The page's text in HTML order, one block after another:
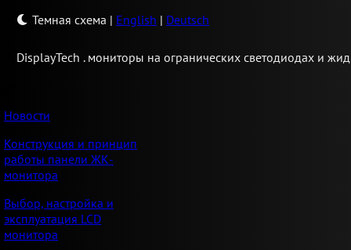
Темная схема | English | Deutsch
DisplayTech . мониторы на огранических светодиодах и
Новости
Конструкция и принцип
работы панели ЖК-
монитора
Выбор, настройка и
эксплуатация LCD
монитора